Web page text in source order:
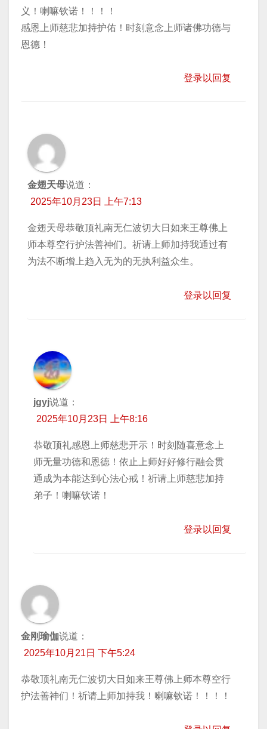
义！喇嘛钦诺！！！！
感恩上师慈悲加持护佑！时刻意念上师诸佛功德与
恩德！
登录以回复
金翅天母说道：
2025年10月23日 上午7:13
金翅天母恭敬顶礼南无仁波切大日如来王尊佛上
师本尊空行护法善神们。祈请上师加持我通过有
为法不断增上趋入无为的无执利益众生。
登录以回复
jgyj说道：
2025年10月23日 上午8:16
恭敬顶礼感恩上师慈悲开示！时刻随喜意念上
师无量功德和恩德！依止上师好好修行融会贯
通成为本能达到心法心戒！祈请上师慈悲加持
弟子！喇嘛钦诺！
登录以回复
金刚瑜伽说道：
2025年10月21日 下午5:24
恭敬顶礼南无仁波切大日如来王尊佛上师本尊空行
护法善神们！祈请上师加持我！喇嘛钦诺！！！！